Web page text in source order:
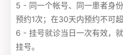
5 - 同一个帐号、同一患者身
预约1次；在30天内预约不可超
6 - 挂号就诊当日一次有效，
挂号。